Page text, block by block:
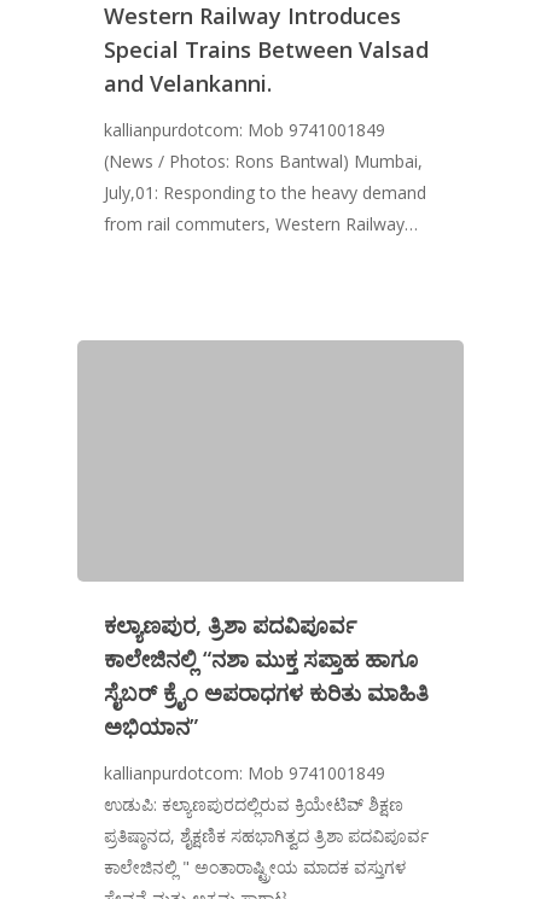
Western Railway Introduces
Special Trains Between Valsad
and Velankanni.
kallianpurdotcom: Mob 9741001849
(News / Photos: Rons Bantwal) Mumbai,
July,01: Responding to the heavy demand
from rail commuters, Western Railway…
ಕಲ್ಯಾಣಪುರ, ತ್ರಿಶಾ ಪದವಿಪೂರ್ವ
ಕಾಲೇಜಿನಲ್ಲಿ “ನಶಾ ಮುಕ್ತ ಸಪ್ತಾಹ ಹಾಗೂ
ಸೈಬರ್ ಕ್ರೈಂ ಅಪರಾಧಗಳ ಕುರಿತು ಮಾಹಿತಿ
ಅಭಿಯಾನ”
kallianpurdotcom: Mob 9741001849
ಉಡುಪಿ: ಕಲ್ಯಾಣಪುರದಲ್ಲಿರುವ ಕ್ರಿಯೇಟಿವ್ ಶಿಕ್ಷಣ
ಪ್ರತಿಷ್ಠಾನದ, ಶೈಕ್ಷಣಿಕ ಸಹಭಾಗಿತ್ವದ ತ್ರಿಶಾ ಪದವಿಪೂರ್ವ
ಕಾಲೇಜಿನಲ್ಲಿ " ಅಂತಾರಾಷ್ಟ್ರೀಯ ಮಾದಕ ವಸ್ತುಗಳ